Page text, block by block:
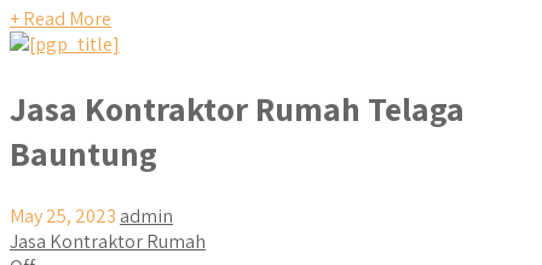
+ Read More
Jasa Kontraktor Rumah Telaga
Bauntung
May 25, 2023 admin
Jasa Kontraktor Rumah